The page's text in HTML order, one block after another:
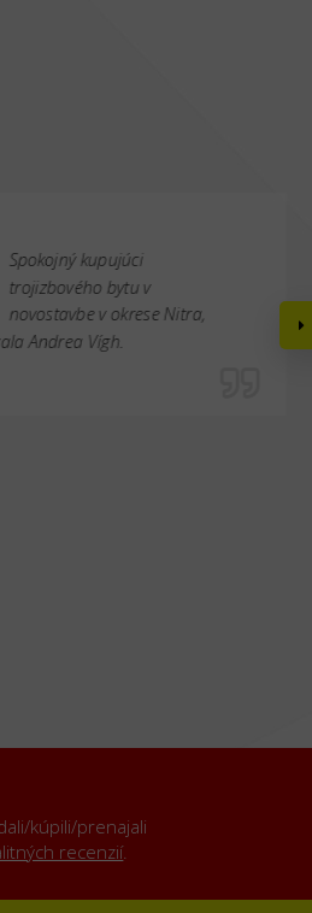
Spokojný kupujúci
trojizbového bytu v
novostavbe v okrese Nitra,
Andrea Vígh.
kúpili/prenajali
recenzií.